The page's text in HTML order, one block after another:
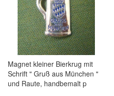
Magnet kleiner Bierkrug mit
Schrift " Gruß aus München "
und Raute, handbemalt p